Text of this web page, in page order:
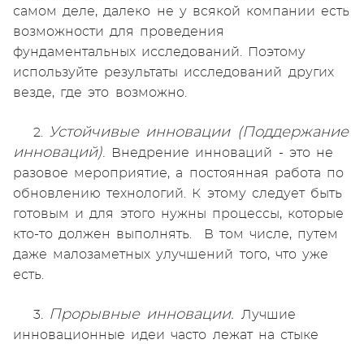
самом деле, далеко не у всякой компании есть
возможности для проведения
фундаментальных исследований. Поэтому
используйте результаты исследований других
везде, где это возможно.
2. Устойчивые инновации (Поддержание
инноваций). Внедрение инноваций - это не
разовое мероприятие, а постоянная работа по
обновлению технологий. К этому следует быть
готовым и для этого нужны процессы, которые
кто-то должен выполнять. В том числе, путем
даже малозаметных улучшений того, что уже
есть.
3. Прорывные инновации.
Лучшие
инновационные идеи часто лежат на стыке